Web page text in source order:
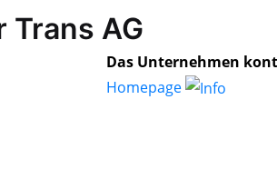
Trans AG
Das Unternehmen
Homepage